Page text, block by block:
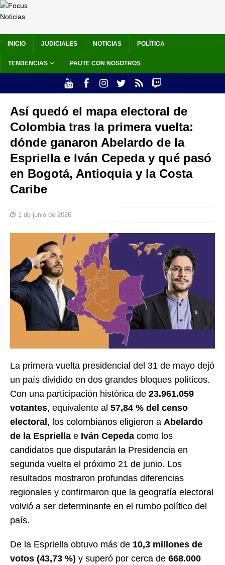
INICIO JUDICIALES NOTICIAS POLÍTICA
TENDENCIAS PAUTE CON NOSOTROS
Así quedó el mapa electoral de
Colombia tras la primera vuelta:
dónde ganaron Abelardo de la
Espriella e Iván Cepeda y qué pasó
en Bogotá, Antioquia y la Costa
Caribe
1 de junio de 2026
La primera vuelta presidencial del 31 de mayo dejó
un país dividido en dos grandes bloques políticos.
Con una participación histórica de 23.961.059
votantes, equivalente al 57,84 % del censo
electoral, los colombianos eligieron a Abelardo
de la Espriella e Iván Cepeda como los
candidatos que disputarán la Presidencia en
segunda vuelta el próximo 21 de junio. Los
resultados mostraron profundas diferencias
regionales y confirmaron que la geografía electoral
volvió a ser determinante en el rumbo político del
país.
De la Espriella obtuvo más de 10,3 millones de
votos (43,73 %) y superó por cerca de 668.000